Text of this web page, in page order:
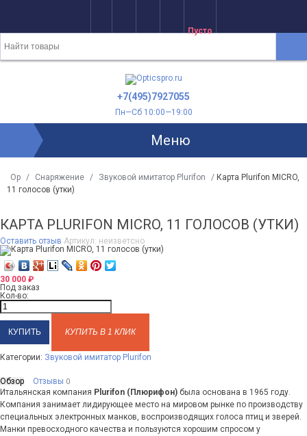
Пусто
+7(495)7927055
Пн—Сб 10:00—19:00
Меню
Op / Снаряжение / Звуковой имитатор Plurifon / Карта Plurifon MICRO,
11 голосов (утки)
КАРТА PLURIFON MICRO, 11 ГОЛОСОВ (УТКИ)
Оставить отзыв Артикул: неизветсно
30 000 ₽
Под заказ
Кол-во:
КУПИТЬ В 1 КЛИК
Категории: Звуковой имитатор Plurifon
Обзор Отзывы 0
Итальянская компания Plurifon (Плюрифон) была основана в 1965 году.
Компания занимает лидирующее место на мировом рынке по производству
специальных электронных манков, воспроизводящих голоса птиц и зверей.
Манки превосходного качества и пользуются хорошим спросом у